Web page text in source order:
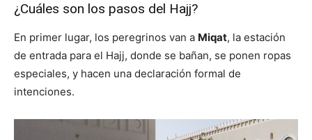
¿Cuáles son los pasos del Hajj?
En primer lugar, los peregrinos van a Miqat, la estación
de entrada para el Hajj, donde se bañan, se ponen ropas
especiales, y hacen una declaración formal de
intenciones.